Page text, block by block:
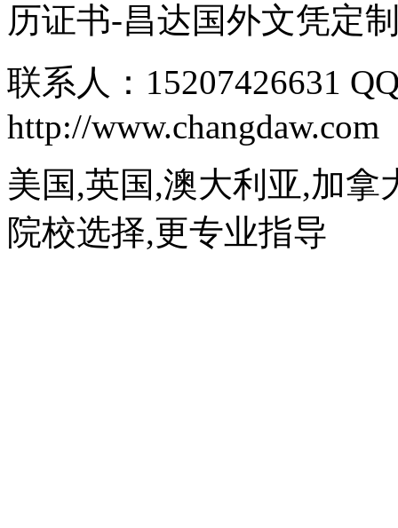
历证书-昌达国外文凭定
联系人：15207426631
http://www.changdaw.com
美国,英国,澳大利亚,加拿
院校选择,更专业指导